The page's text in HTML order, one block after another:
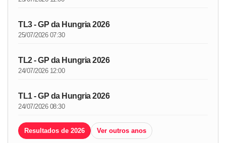
TL3 - GP da Hungria 2026
25/07/2026 07:30
TL2 - GP da Hungria 2026
24/07/2026 12:00
TL1 - GP da Hungria 2026
24/07/2026 08:30
Resultados de 2026 Ver outros anos